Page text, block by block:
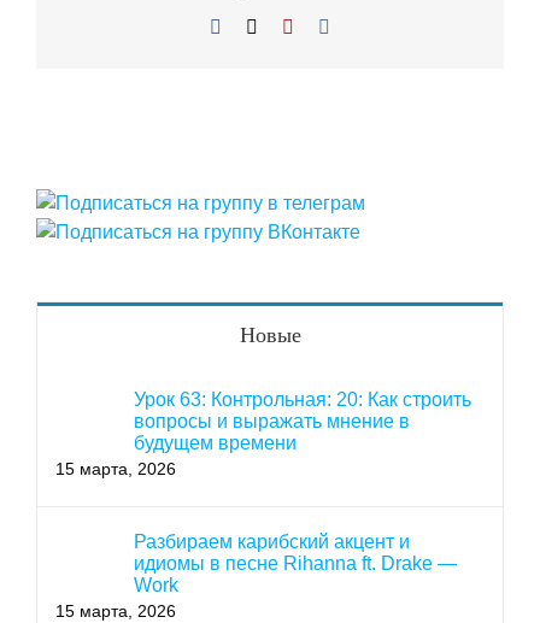
Facebook Pinterest
Новые
Урок 63: Контрольная: 20: Как строить
вопросы и выражать мнение в
будущем времени
15 марта, 2026
Разбираем карибский акцент и
идиомы в песне Rihanna ft. Drake —
Work
15 марта, 2026